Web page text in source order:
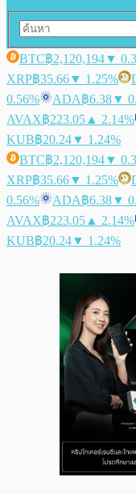
BTC฿2,120,194▼
XRP฿35.66▼ 1.25%
0.56%
ADA฿6.38▼
AVAX฿223.05 ▲ 2.14%
KUB฿20.24▼ 1.24%
BTC฿2,120,194▼
XRP฿35.66▼ 1.25%
0.56%
ADA฿6.38▼
AVAX฿223.05 ▲ 2.14%
KUB฿20.24▼ 1.24%